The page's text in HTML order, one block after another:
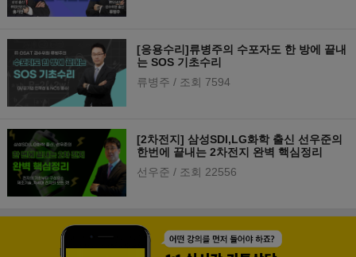
[응용수리]류병주의 수포자도 한 방에 끝내
는 SOS 기초수리
류병주 / 조회 7594
[2차전지] 삼성SDI,LG화학 출신 선우준의
한번에 끝내는 2차전지 완벽 핵심정리
선우준 / 조회 22556